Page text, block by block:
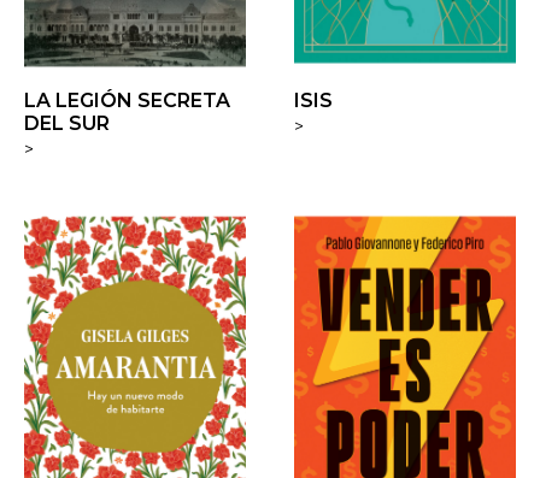
LA LEGIÓN SECRETA
DEL SUR
>
ISIS
>